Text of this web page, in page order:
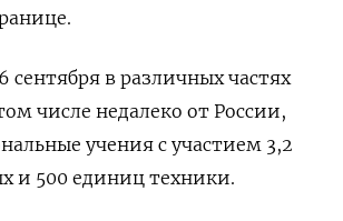
сентября в различных частях
числе недалеко от России,
учения с участием 3,2
и 500 единиц техники.